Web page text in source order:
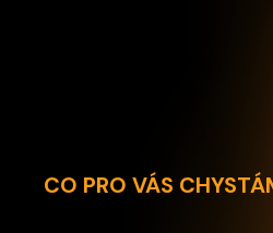
CO PRO VÁS